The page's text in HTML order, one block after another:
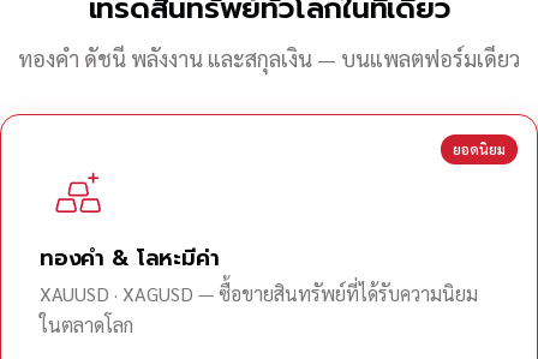
ทองคำ ดัชนี พลังงาน และสกุลเงิน — บนแพลตฟอร์มเดียว
ยอดนิยม
ทองคำ & โลหะมีค่า
XAUUSD · XAGUSD — ซื้อขายสินทรัพย์ที่ได้รับความนิยม
ในตลาดโลก